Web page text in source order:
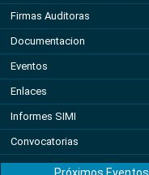
Firmas Auditoras
Documentacion
Eventos
Enlaces
Informes SIMI
Convocatorias